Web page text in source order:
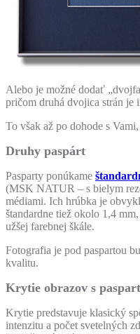
Alebo je možné dodať
pričom druhá dvojica strán je
To však až po dohode s
Druhy paspárt
Pasparty ponúkame
(MSK NATUR – s bielym
médiami. Ich hrúbka je
štandardne tiež okolo 1,4
užšej farebnej škále.
Fotografia je pod paspartou
kvalitu.
Krytie obrazov s
Krytie predstavuje klasický
intenzitu a počet svetelných